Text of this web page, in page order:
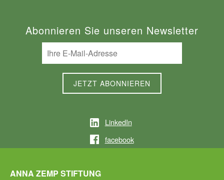
Abonnieren Sie unseren Newsletter
LinkedIn
facebook
ANNA ZEMP STIFTUNG